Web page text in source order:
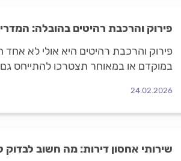
פירוק והרכבת רהיטים בהובלה:
פירוק והרכבת רהיטים היא אולי לא
במוקדם או במאוחר תצטרכו להתייחס
24.02.2026
שירותי אחסון דירות: מה חשוב